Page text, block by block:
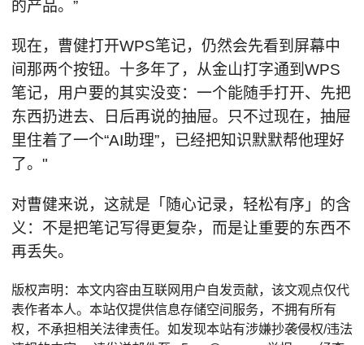
的产品。”
现在，曹健打开WPS笔记，仍然会先看到屏幕中
间那两个按钮。十多年了，从金山打字通到WPS
笔记，用户要的其实没变：一个能随手打开、先把
东西扔进去、日后再说的抽屉。只不过现在，抽屉
里住着了一个“AI助理”，已经把知识默默帮他理好
了。"
对曹健来说，这就是「随心记录，轻松有序」的含
义：不是把笔记写得更复杂，而是让重要的东西不
再丢失。
版权声明：本文内容由互联网用户自发贡献，该文观点仅代
表作者本人。本站仅提供信息存储空间服务，不拥有所有
权，不承担相关法律责任。如发现本站有涉嫌抄袭侵权/违法